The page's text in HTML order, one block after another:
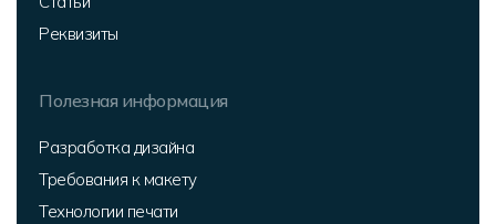
Реквизиты
Полезная информация
Разработка дизайна
Требования к макету
Технологии печати